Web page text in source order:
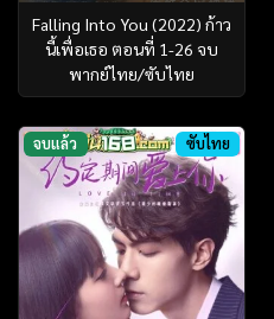
Falling Into You (2022) ก้าว
นี้เพื่อเธอ ตอนที่ 1-26 จบ
พากย์ไทย/ซับไทย
จบแล้ว ซับไทย